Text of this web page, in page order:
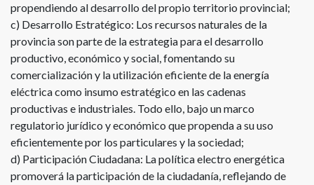
propendiendo al desarrollo del propio territorio provincial;
c) Desarrollo Estratégico: Los recursos naturales de la
provincia son parte de la estrategia para el desarrollo
productivo, económico y social, fomentando su
comercialización y la utilización eficiente de la energía
eléctrica como insumo estratégico en las cadenas
productivas e industriales. Todo ello, bajo un marco
regulatorio jurídico y económico que propenda a su uso
eficientemente por los particulares y la sociedad;
d) Participación Ciudadana: La política electro energética
promoverá la participación de la ciudadanía, reflejando de